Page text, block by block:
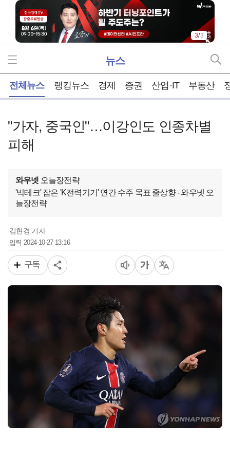
3/3
뉴스
전체뉴스 랭킹뉴스 경제 증권 산업·IT 부동산
"가자, 중국인"…이강인도 인종차별
피해
와우넷 오늘장전략
'빅테크' 잡은 'K전력기기' 연간 수주 목표 줄상향 - 와우넷 오
늘장전략
김현경 기자
입력 2024-10-27 13:16
구독